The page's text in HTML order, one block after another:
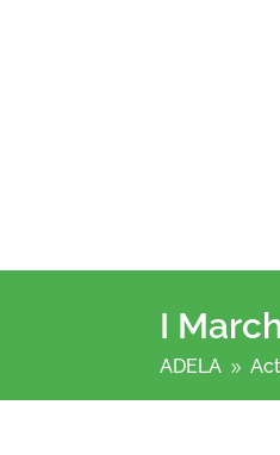
I
ADELA 9